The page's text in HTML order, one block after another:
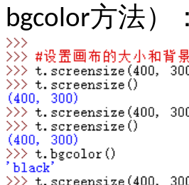
bgcolor方法）：